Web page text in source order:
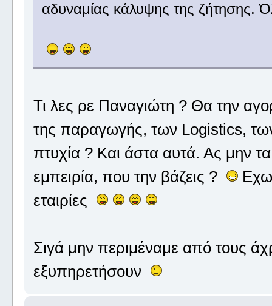
αδυναμίας κάλυψης της ζήτησης.
Τι λες ρε Παναγιώτη ? Θα την
της παραγωγής, των Logistics,
πτυχία ? Και άστα αυτά. Ας μην
εμπειρία, που την βάζεις ?
Εχω
εταιρίες
Σιγά μην περιμέναμε από τους
εξυπηρετήσουν